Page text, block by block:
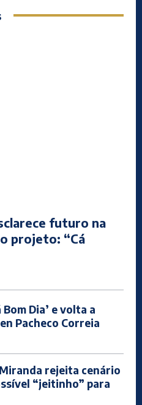
futuro na
projeto: “Cá
Dia’ e volta a
Pacheco Correia
rejeita cenário
“jeitinho” para